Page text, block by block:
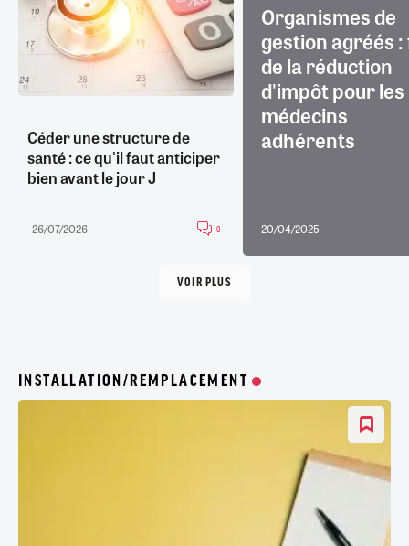
Céder une structure de
santé : ce qu'il faut anticiper
bien avant le jour J
26/07/2026 0
Organismes de
gestion agréés
de la réduction
d'impôt pour les
médecins
adhérents
20/04/2025
VOIR PLUS
INSTALLATION/REMPLACEMENT